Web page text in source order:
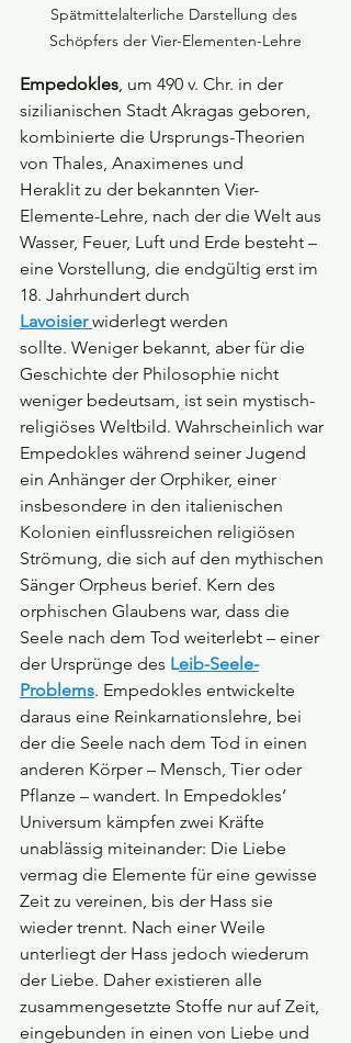
Spätmittelalterliche Darstellung des
Schöpfers der Vier-Elementen-Lehre
Empedokles, um 490 v. Chr. in der
sizilianischen Stadt Akragas geboren,
kombinierte die Ursprungs-Theorien
von Thales, Anaximenes und
Heraklit zu der bekannten Vier-
Elemente-Lehre, nach der die Welt aus
Wasser, Feuer, Luft und Erde besteht –
eine Vorstellung, die endgültig erst im
18. Jahrhundert durch
Lavoisier widerlegt werden
sollte. Weniger bekannt, aber für die
Geschichte der Philosophie nicht
weniger bedeutsam, ist sein mystisch-
religiöses Weltbild. Wahrscheinlich war
Empedokles während seiner Jugend
ein Anhänger der Orphiker, einer
insbesondere in den italienischen
Kolonien einflussreichen religiösen
Strömung, die sich auf den mythischen
Sänger Orpheus berief. Kern des
orphischen Glaubens war, dass die
Seele nach dem Tod weiterlebt – einer
der Ursprünge des Leib-Seele-
Problems. Empedokles entwickelte
daraus eine Reinkarnationslehre, bei
der die Seele nach dem Tod in einen
anderen Körper – Mensch, Tier oder
Pflanze – wandert. In Empedokles‘
Universum kämpfen zwei Kräfte
unablässig miteinander: Die Liebe
vermag die Elemente für eine gewisse
Zeit zu vereinen, bis der Hass sie
wieder trennt. Nach einer Weile
unterliegt der Hass jedoch wiederum
der Liebe. Daher existieren alle
zusammengesetzte Stoffe nur auf Zeit,
eingebunden in einen von Liebe und